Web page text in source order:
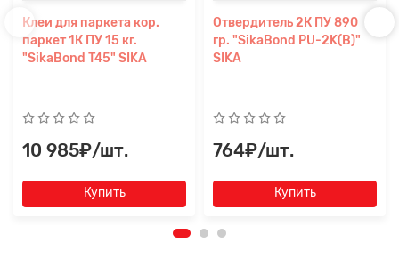
Клеи для паркета кор.
паркет 1К ПУ 15 кг.
"SikaBond T45" SIKA
10 985₽/шт.
Купить
Отвердитель 2К ПУ 890
гр. "SikaBond PU-2K(B)"
SIKA
764₽/шт.
Купить